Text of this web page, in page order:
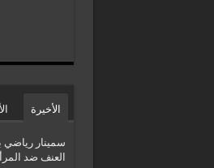
الأخيرة
سمينار رياضي
العنف ضد